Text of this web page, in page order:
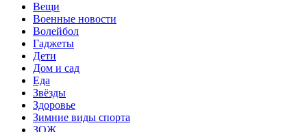
Вещи
Военные новости
Волейбол
Гаджеты
Дети
Дом и сад
Еда
Звёзды
Здоровье
Зимние виды спорта
ЗОЖ